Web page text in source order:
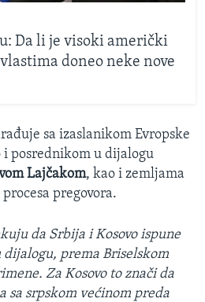
Da li je visoki američki
doneo neke nove
sa izaslanikom Evropske
i posrednikom u dijalogu
Lajčakom, kao i zemljama
pregovora.
da Srbija i Kosovo ispune
dijalogu, prema Briselskom
Za Kosovo to znači da
sa srpskom većinom preda